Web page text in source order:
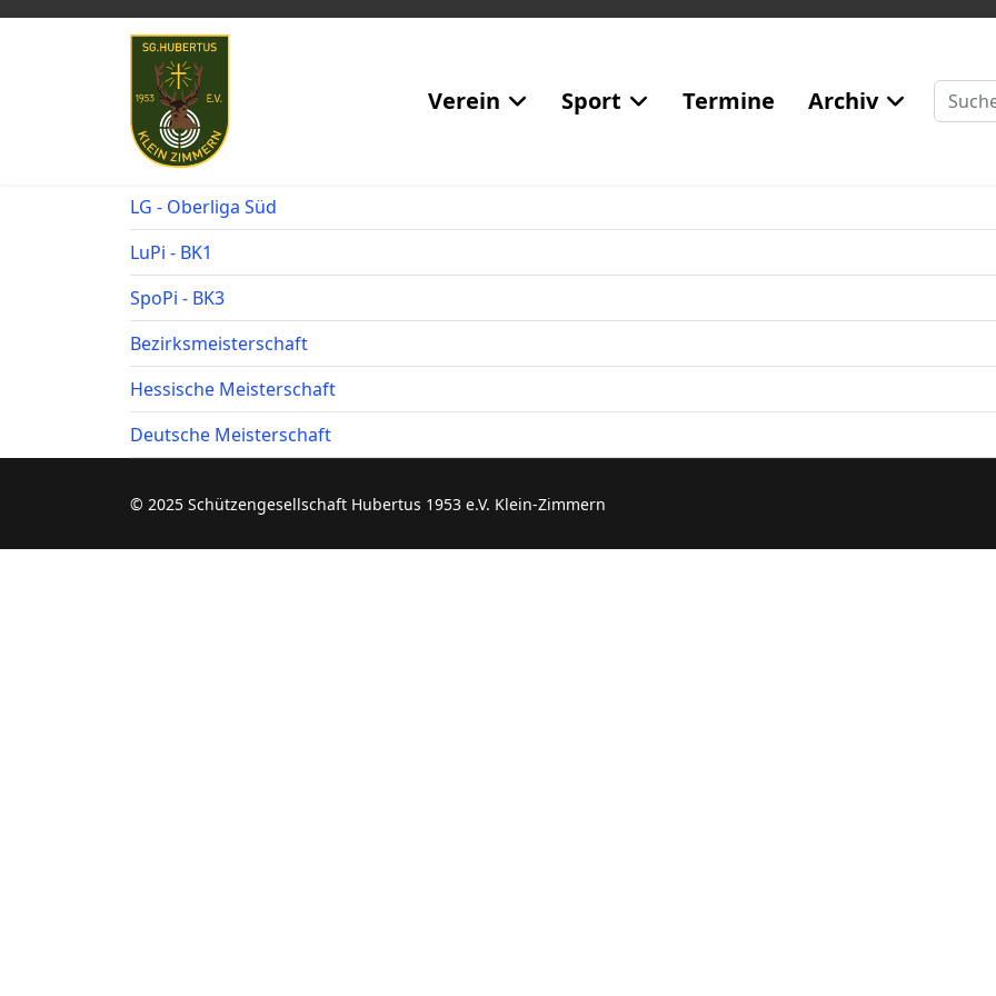
Verein Sport Termine Archiv Suchen
LG - Oberliga Süd
LuPi - BK1
SpoPi - BK3
Bezirksmeisterschaft
Hessische Meisterschaft
Deutsche Meisterschaft
© 2025 Schützengesellschaft Hubertus 1953 e.V. Klein-Zimmern